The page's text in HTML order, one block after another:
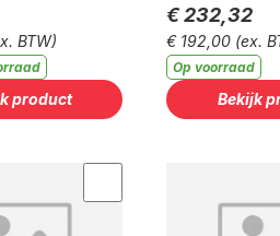
BTW)
product
€ 232,32
€ 192,00 (ex.
Op voorraad
Bekijk